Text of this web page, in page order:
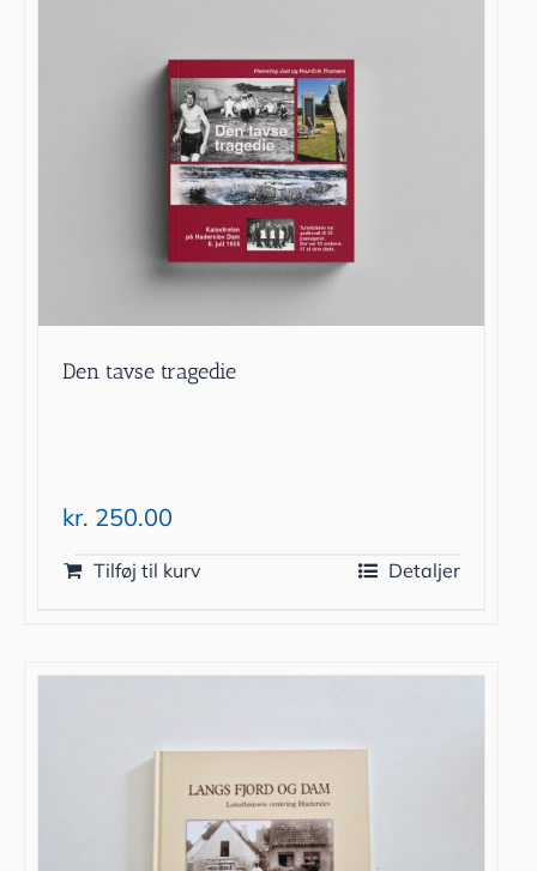
Den tavse tragedie
kr. 250.00
Tilføj til kurv Detaljer